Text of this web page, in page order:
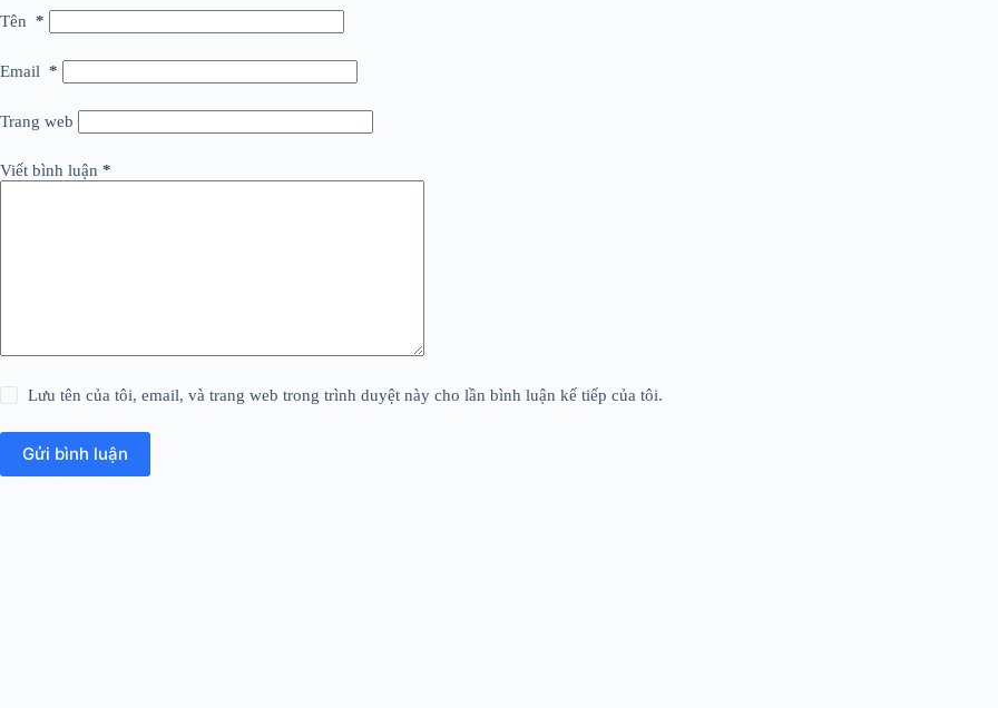
Tên *
Email *
Trang web
Viết bình luận *
Lưu tên của tôi, email, và trang web trong trình duyệt này cho lần bình luận kế tiếp của tôi.
Gửi bình luận